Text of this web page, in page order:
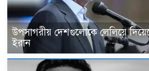
উপসাগরীয় দেশগুলোকে লেলিয়ে দিয়েছে
ইরান